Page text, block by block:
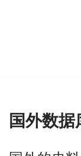
国外数据